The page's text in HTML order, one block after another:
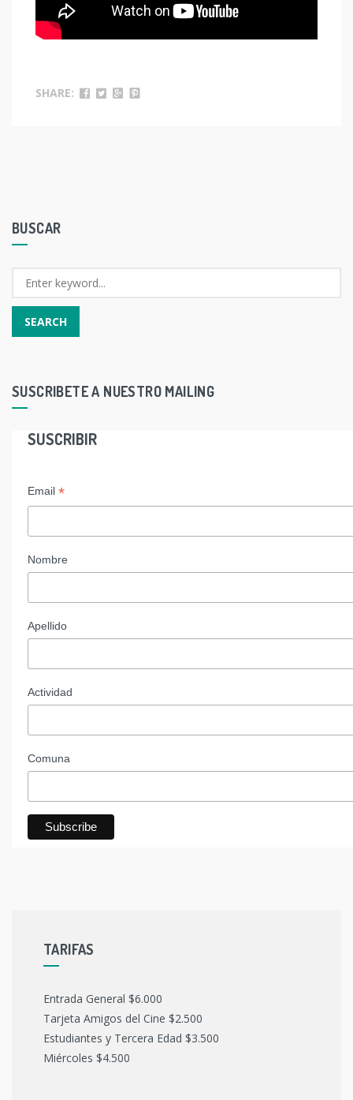
SHARE:
BUSCAR
SUSCRIBETE A NUESTRO MAILING
SUSCRIBIR
Email *
Nombre
Apellido
Actividad
Comuna
TARIFAS
Entrada General $6.000
Tarjeta Amigos del Cine $2.500
Estudiantes y Tercera Edad $3.500
Miércoles $4.500